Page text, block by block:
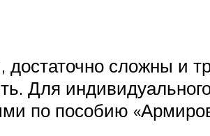
сложны и
Для
по пособию